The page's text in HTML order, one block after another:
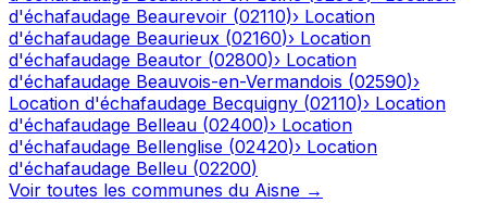
d'échafaudage Beaurevoir (02110)› Location
d'échafaudage Beaurieux (02160)› Location
d'échafaudage Beautor (02800)› Location
d'échafaudage Beauvois-en-Vermandois (02590)›
Location d'échafaudage Becquigny (02110)› Location
d'échafaudage Belleau (02400)› Location
d'échafaudage Bellenglise (02420)› Location
d'échafaudage Belleu (02200)
Voir toutes les communes du Aisne →